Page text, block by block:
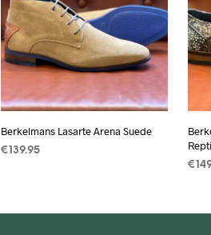
Berkelmans Lasarte Arena Suede
€ 139.95
heeft
€